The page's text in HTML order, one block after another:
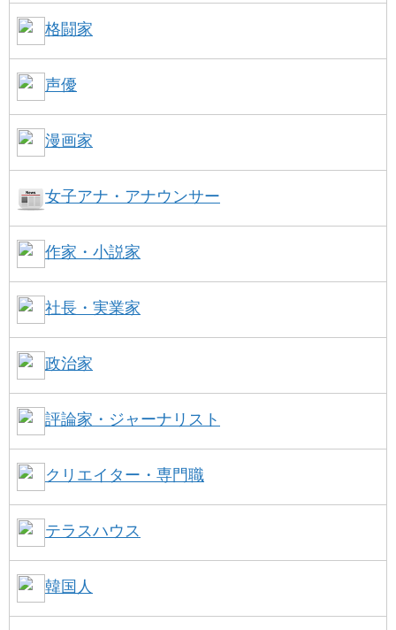
格闘家
声優
漫画家
女子アナ・アナウンサー
作家・小説家
社長・実業家
政治家
評論家・ジャーナリスト
クリエイター・専門職
テラスハウス
韓国人